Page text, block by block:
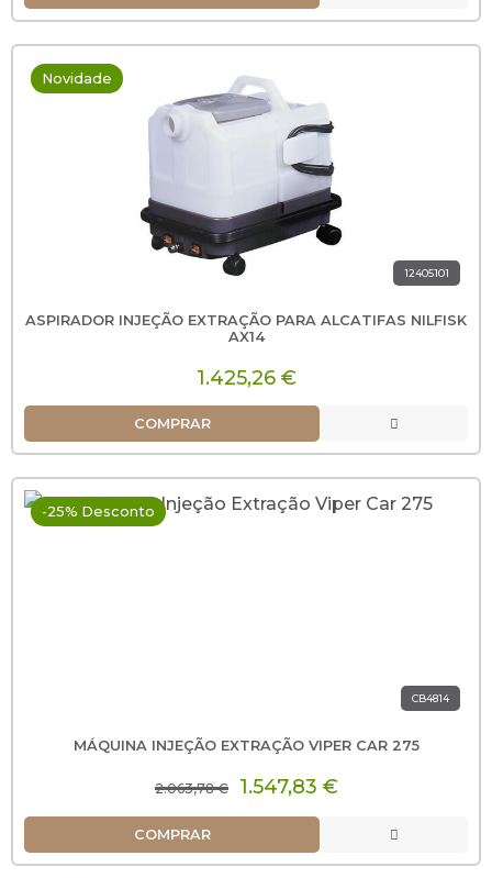
Novidade
12405101
ASPIRADOR INJEÇÃO EXTRAÇÃO PARA ALCATIFAS NILFISK
AX14
1.425,26 €
COMPRAR
-25% Desconto
CB4814
MÁQUINA INJEÇÃO EXTRAÇÃO VIPER CAR 275
2.063,78 € 1.547,83 €
COMPRAR